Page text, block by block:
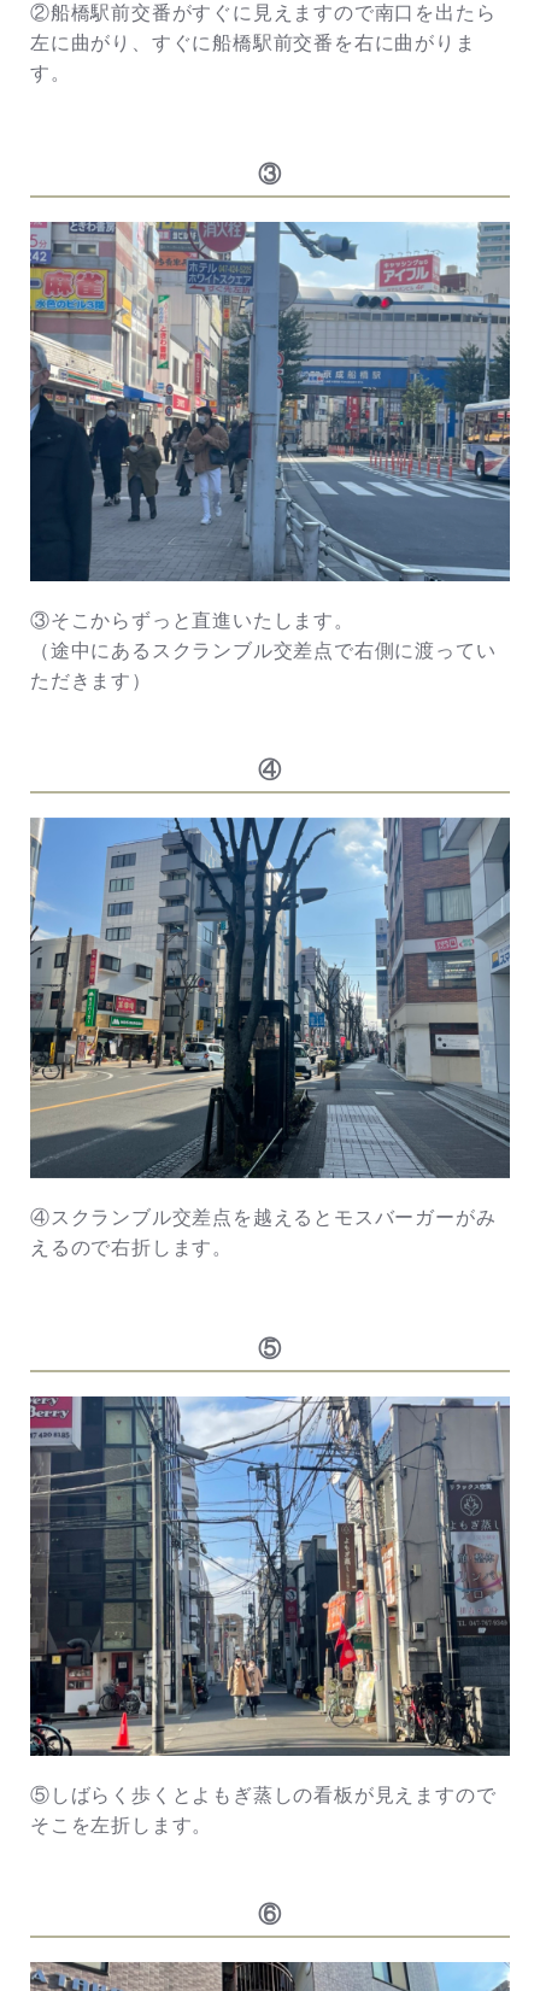
②船橋駅前交番がすぐに見えますので南口を出たら
左に曲がり、すぐに船橋駅前交番を右に曲がりま
す。
③
③そこからずっと直進いたします。
（途中にあるスクランブル交差点で右側に渡ってい
ただきます）
④
④スクランブル交差点を越えるとモスバーガーがみ
えるので右折します。
⑤
⑤しばらく歩くとよもぎ蒸しの看板が見えますので
そこを左折します。
⑥